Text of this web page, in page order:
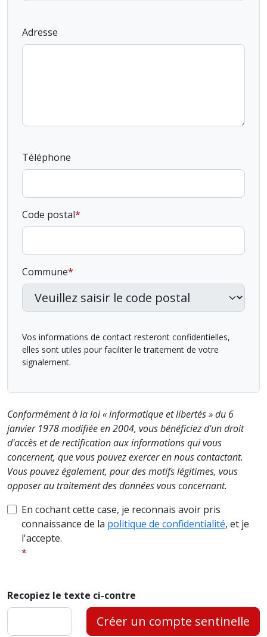
Adresse
Téléphone
Code postal
Commune
Vos informations de contact resteront confidentielles,
elles sont utiles pour faciliter le traitement de votre
signalement.
Conformément à la loi « informatique et libertés » du 6
janvier 1978 modifiée en 2004, vous bénéficiez d'un droit
d'accès et de rectification aux informations qui vous
concernent, que vous pouvez exercer en nous contactant.
Vous pouvez également, pour des motifs légitimes, vous
opposer au traitement des données vous concernant.
En cochant cette case, je reconnais avoir pris
connaissance de la politique de confidentialité, et je
l'accepte.
Recopiez le texte ci-contre
Créer un compte sentinelle